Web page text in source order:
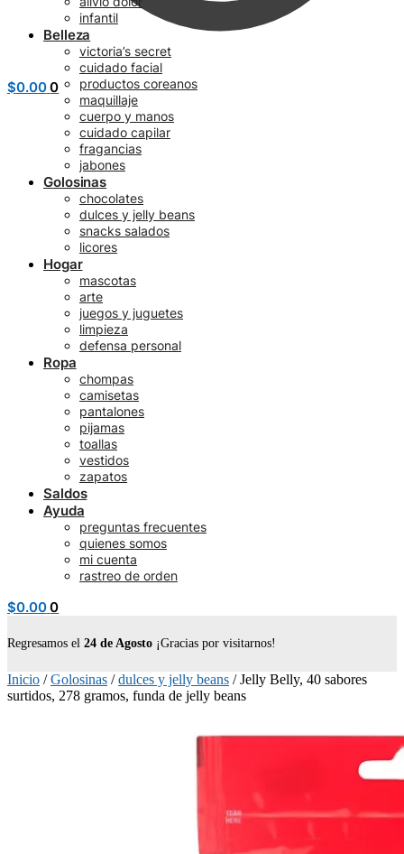
$0.00 0
infantil
Belleza
victoria’s secret
cuidado facial
productos coreanos
maquillaje
cuerpo y manos
cuidado capilar
fragancias
jabones
Golosinas
chocolates
dulces y jelly beans
snacks salados
licores
Hogar
mascotas
arte
juegos y juguetes
limpieza
defensa personal
Ropa
chompas
camisetas
pantalones
pijamas
toallas
vestidos
zapatos
Saldos
Ayuda
preguntas frecuentes
quienes somos
mi cuenta
rastreo de orden
$0.00 0
Regresamos el 24 de Agosto ¡Gracias por visitarnos!
Inicio /Golosinas /dulces y jelly beans /Jelly Belly, 40 sabores
surtidos, 278 gramos, funda de jelly beans